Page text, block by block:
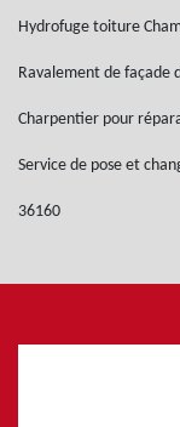
Hydrofuge toiture
Ravalement de façade
Charpentier pour
Service de pose et
36160